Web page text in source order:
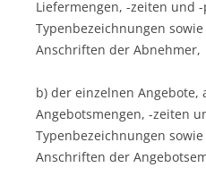
Liefermengen, -zeiten und
Typenbezeichnungen
Anschriften der Abnehmer,
b) der einzelnen Angebote,
Angebotsmengen, -zeiten
Typenbezeichnungen
Anschriften der